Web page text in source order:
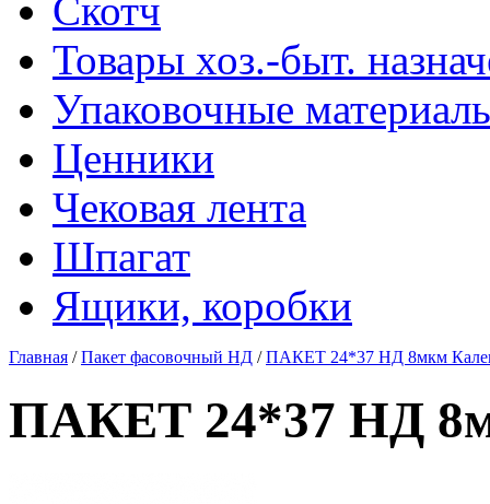
Скотч
Товары хоз.-быт.
Упаковочные
Ценники
Чековая лента
Шпагат
Ящики, коробки
Главная /Пакет фасовочный НД /ПАКЕТ 24*37 НД 8мкм
ПАКЕТ 24*37 НД